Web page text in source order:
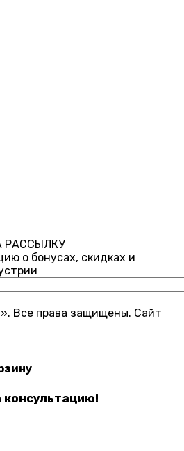
РАССЫЛКУ
о бонусах, скидках и
Все права защищены. Cайт
консультацию!